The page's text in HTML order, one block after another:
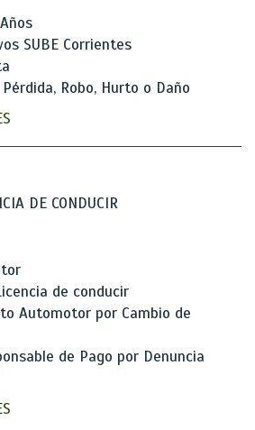
SUBE Corrientes
Robo, Hurto o Daño
DE CONDUCIR
de conducir
Automotor por Cambio de
de Pago por Denuncia